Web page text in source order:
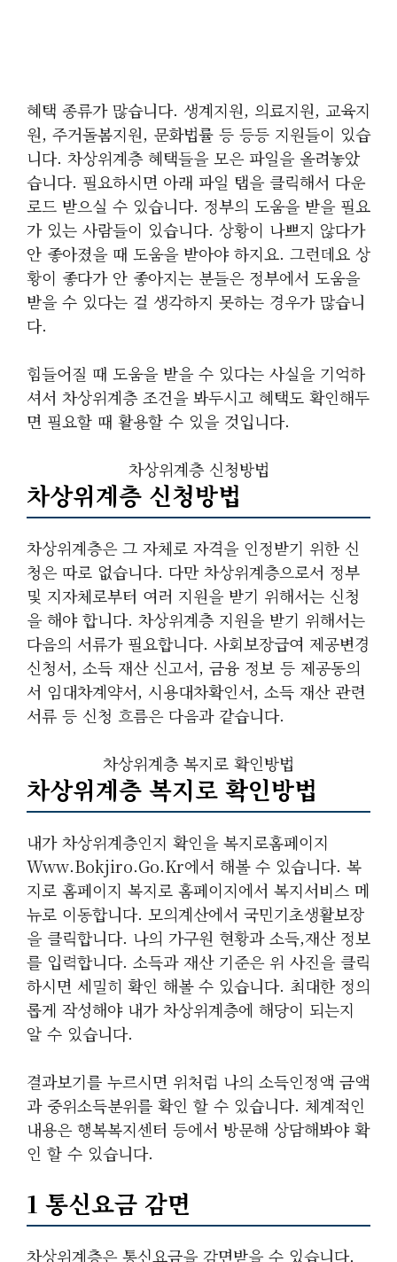
혜택 종류가 많습니다. 생계지원, 의료지원, 교육지
원, 주거돌봄지원, 문화법률 등 등등 지원들이 있습
니다. 차상위계층 혜택들을 모은 파일을 올려놓았
습니다. 필요하시면 아래 파일 탭을 클릭해서 다운
로드 받으실 수 있습니다. 정부의 도움을 받을 필요
가 있는 사람들이 있습니다. 상황이 나쁘지 않다가
안 좋아졌을 때 도움을 받아야 하지요. 그런데요 상
황이 좋다가 안 좋아지는 분들은 정부에서 도움을
받을 수 있다는 걸 생각하지 못하는 경우가 많습니
다.
힘들어질 때 도움을 받을 수 있다는 사실을 기억하
셔서 차상위계층 조건을 봐두시고 혜택도 확인해두
면 필요할 때 활용할 수 있을 것입니다.
차상위계층 신청방법
차상위계층 신청방법
차상위계층은 그 자체로 자격을 인정받기 위한 신
청은 따로 없습니다. 다만 차상위계층으로서 정부
및 지자체로부터 여러 지원을 받기 위해서는 신청
을 해야 합니다. 차상위계층 지원을 받기 위해서는
다음의 서류가 필요합니다. 사회보장급여 제공변경
신청서, 소득 재산 신고서, 금융 정보 등 제공동의
서 임대차계약서, 시용대차확인서, 소득 재산 관련
서류 등 신청 흐름은 다음과 같습니다.
차상위계층 복지로 확인방법
차상위계층 복지로 확인방법
내가 차상위계층인지 확인을 복지로홈페이지
Www.bokjiro.go.kr에서 해볼 수 있습니다. 복
지로 홈페이지 복지로 홈페이지에서 복지서비스 메
뉴로 이동합니다. 모의계산에서 국민기초생활보장
을 클릭합니다. 나의 가구원 현황과 소득,재산 정보
를 입력합니다. 소득과 재산 기준은 위 사진을 클릭
하시면 세밀히 확인 해볼 수 있습니다. 최대한 정의
롭게 작성해야 내가 차상위계층에 해당이 되는지
알 수 있습니다.
결과보기를 누르시면 위처럼 나의 소득인정액 금액
과 중위소득분위를 확인 할 수 있습니다. 체계적인
내용은 행복복지센터 등에서 방문해 상담해봐야 확
인 할 수 있습니다.
1 통신요금 감면
차상위계층은 통신요금을 감면받을 수 있습니다.